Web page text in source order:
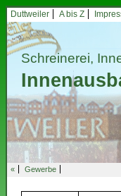
Duttweiler A bis Z
Schreinerei,
« Gewerbe